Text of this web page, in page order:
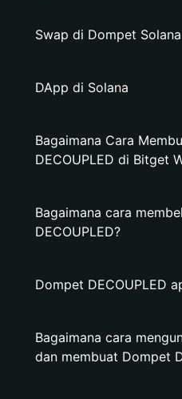
Swap di Dompet Solana
DApp di Solana
Bagaimana Cara
DECOUPLED di Bitget
Bagaimana cara
DECOUPLED?
Dompet DECOUPLED
Bagaimana cara
dan membuat Dompet